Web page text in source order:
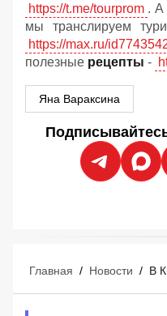
https://t.me/tourprom . А
мы транслируем
https://max.ru/
полезные рецепты -
Яна Вараксина
Главная / Новости /